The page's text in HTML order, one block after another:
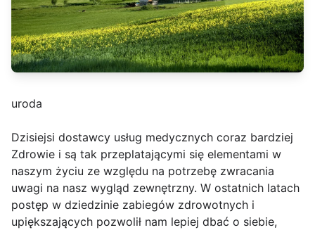
uroda
Dzisiejsi dostawcy usług medycznych coraz bardziej
Zdrowie i są tak przeplatającymi się elementami w
naszym życiu ze względu na potrzebę zwracania
uwagi na nasz wygląd zewnętrzny. W ostatnich latach
postęp w dziedzinie zabiegów zdrowotnych i
upiększających pozwolił nam lepiej dbać o siebie,